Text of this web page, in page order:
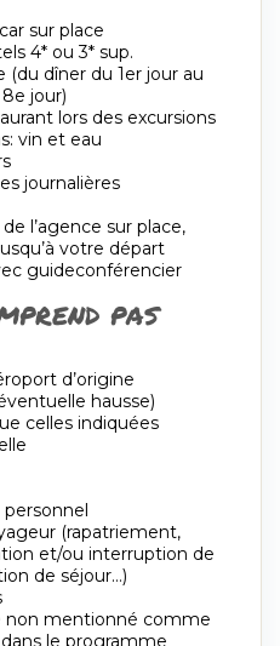
sur place
4* ou 3* sup.
dîner du 1er jour au
jour)
lors des excursions
vin et eau
journalières
l’agence sur place,
votre départ
guideconférencier
pas
d’origine
hausse)
celles indiquées
personnel
(rapatriement,
et/ou interruption de
de séjour…)
non mentionné comme
le programme